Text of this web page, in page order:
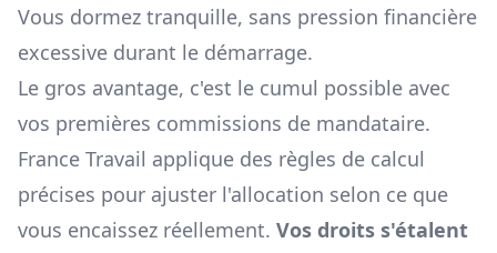
Vous dormez tranquille, sans pression financière
excessive durant le démarrage.
Le gros avantage, c'est le cumul possible avec
vos premières commissions de mandataire.
France Travail applique des règles de calcul
précises pour ajuster l'allocation selon ce que
vous encaissez réellement. Vos droits s'étalent